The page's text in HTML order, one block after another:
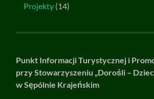
Projekty (14)
Punkt Informacji Turystycznej i
przy Stowarzyszeniu „Dorośli –
w Sępólnie Krajeńskim